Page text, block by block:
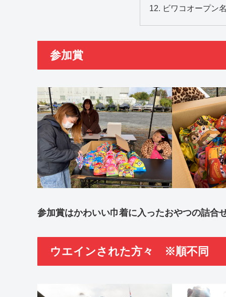
ビワコオープン
参加賞
参加賞はかわいい巾着に入ったおやつの詰合
ウエインされた方々 ※順不同